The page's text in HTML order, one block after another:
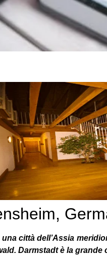
città dell’Assia
Darmstadt è la